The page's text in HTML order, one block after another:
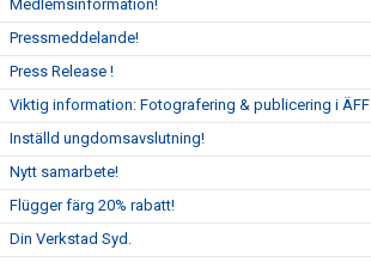
Medlemsinformation!
Pressmeddelande!
Press Release !
Viktig information: Fotografering & publicering i ÄFF
Inställd ungdomsavslutning!
Nytt samarbete!
Flügger färg 20% rabatt!
Din Verkstad Syd.